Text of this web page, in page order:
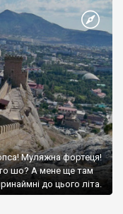
Муляжна фортеця!
шо? А мене ще там
до цього літа.